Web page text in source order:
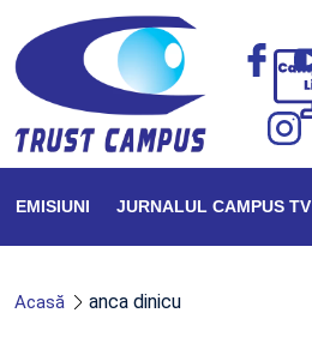
EMISIUNI JURNALUL CAMPUS TV
Acasă anca dinicu